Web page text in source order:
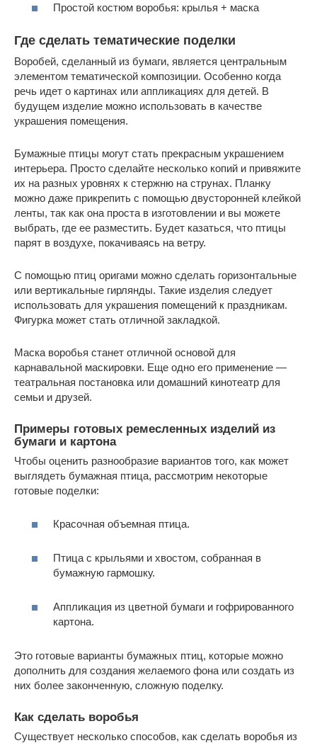
Простой костюм воробья: крылья + маска
Где сделать тематические поделки
Воробей, сделанный из бумаги, является центральным
элементом тематической композиции. Особенно когда
речь идет о картинах или аппликациях для детей. В
будущем изделие можно использовать в качестве
украшения помещения.
Бумажные птицы могут стать прекрасным украшением
интерьера. Просто сделайте несколько копий и привяжите
их на разных уровнях к стержню на струнах. Планку
можно даже прикрепить с помощью двусторонней клейкой
ленты, так как она проста в изготовлении и вы можете
выбрать, где ее разместить. Будет казаться, что птицы
парят в воздухе, покачиваясь на ветру.
С помощью птиц оригами можно сделать горизонтальные
или вертикальные гирлянды. Такие изделия следует
использовать для украшения помещений к праздникам.
Фигурка может стать отличной закладкой.
Маска воробья станет отличной основой для
карнавальной маскировки. Еще одно его применение —
театральная постановка или домашний кинотеатр для
семьи и друзей.
Примеры готовых ремесленных изделий из
бумаги и картона
Чтобы оценить разнообразие вариантов того, как может
выглядеть бумажная птица, рассмотрим некоторые
готовые поделки:
Красочная объемная птица.
Птица с крыльями и хвостом, собранная в
бумажную гармошку.
Аппликация из цветной бумаги и гофрированного
картона.
Это готовые варианты бумажных птиц, которые можно
дополнить для создания желаемого фона или создать из
них более законченную, сложную поделку.
Как сделать воробья
Существует несколько способов, как сделать воробья из